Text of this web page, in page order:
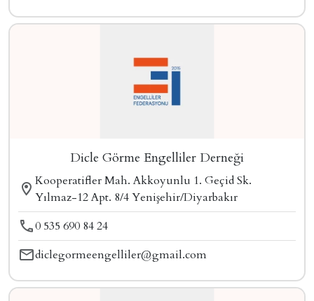
Dicle Görme Engelliler Derneği
Kooperatifler Mah. Akkoyunlu 1. Geçid Sk.
Yılmaz-12 Apt. 8/4 Yenişehir/Diyarbakır
0 535 690 84 24
diclegormeengelliler@gmail.com